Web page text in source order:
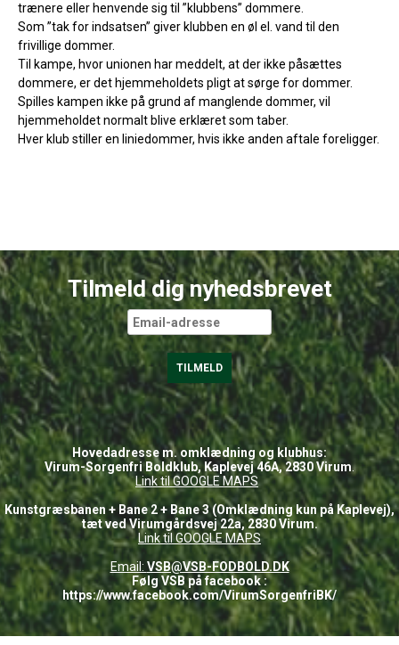
trænere eller henvende sig til ”klubbens” dommere.
Som ”tak for indsatsen” giver klubben en øl el. vand til den
frivillige dommer.
Til kampe, hvor unionen har meddelt, at der ikke påsættes
dommere, er det hjemmeholdets pligt at sørge for dommer.
Spilles kampen ikke på grund af manglende dommer, vil
hjemmeholdet normalt blive erklæret som taber.
Hver klub stiller en liniedommer, hvis ikke anden aftale foreligger.
Tilmeld dig nyhedsbrevet
Hovedadresse m. omklædning og klubhus:
Virum-Sorgenfri Boldklub, Kaplevej 46A, 2830 Virum.
Link til GOOGLE MAPS
Kunstgræsbanen + Bane 2 + Bane 3 (Omklædning kun på Kaplevej),
tæt ved Virumgårdsvej 22a, 2830 Virum.
Link til GOOGLE MAPS
Email: VSB@VSB-FODBOLD.DK
Følg VSB på facebook :
https://www.facebook.com/VirumSorgenfriBK/